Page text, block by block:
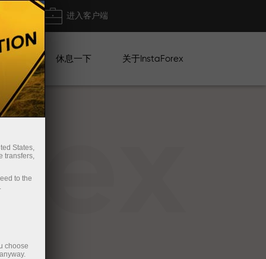
进入客户端
休息一下 关于InstaForex
States,
transfers,
to the
choose